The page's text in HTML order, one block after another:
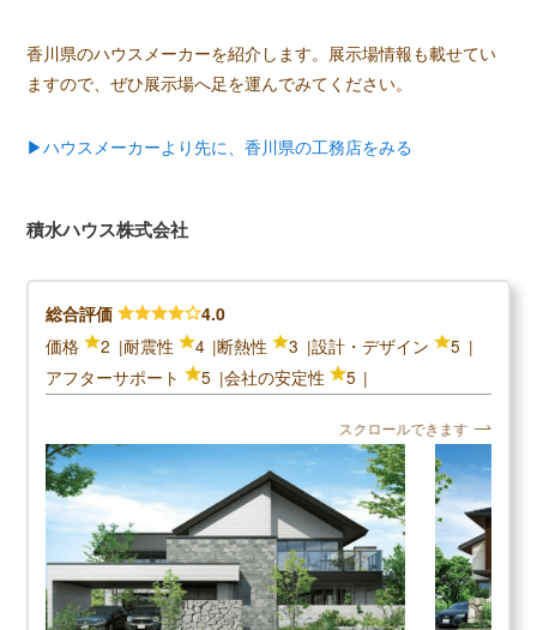
香川県のハウスメーカーを紹介します。展示場情報も載せてい
ますので、ぜひ展示場へ足を運んでみてください。
▶ハウスメーカーより先に、香川県の工務店をみる
積水ハウス株式会社
総合評価
4.0
価格
2 耐震性 4 断熱性 3 設計・デザイン
5
アフターサポート
5 会社の安定性 5
スクロールできます